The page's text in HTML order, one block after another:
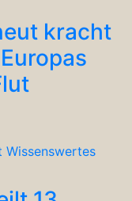
kracht
Wissenswertes